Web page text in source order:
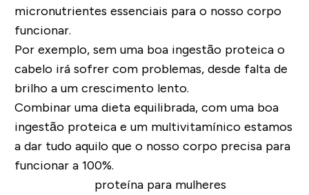
micronutrientes essenciais para o nosso corpo
funcionar.
Por exemplo, sem uma boa ingestão proteica o
cabelo irá sofrer com problemas, desde falta de
brilho a um crescimento lento.
Combinar uma dieta equilibrada, com uma boa
ingestão proteica e um multivitamínico estamos
a dar tudo aquilo que o nosso corpo precisa para
funcionar a 100%.